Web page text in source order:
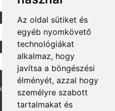
Az oldal sütiket és
egyéb nyomkövető
technológiákat
alkalmaz, hogy
javítsa a böngészési
élményét, azzal hogy
személyre szabott
tartalmakat és
elolvastam és hozzájárulok